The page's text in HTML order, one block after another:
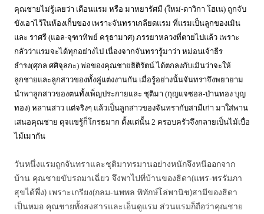
คุณชายไม่รู้เลยว่า เดือนแรม หรือ มาหยารัศมี (ใหม่-ดาวิกา โฮเน) ถูกจับ
ขังเอาไว้ในห้องเก็บของ เพราะจันทราเกลียดแรม ที่แรมเป็นลูกของเมิน
และ ราศรี (แอล-จุฑาทิพย์ ครุธามาศ) ภรรยาหลวงที่ตายไปแล้ว เพราะ
กลัวว่าแรมจะได้ทุกอย่างไป เนื่องจากจันทรารู้มาว่า หม่อนเจ้าธีร
ธำรง(ศุกล ศศิจุลกะ) พ่อของคุณชายธิติรัตน์ ได้ตกลงกับเมินว่าจะให้
ลูกชายและลูกสาวของทั้งคู่แต่งงานกัน เมื่อรู้อย่างนั้นจันทราจึงพยายาม
นำพาลูกสาวของตนทั้งเพ็ญประกายและ ชุติมา (กุญแจซอล-ป่านทอง บุญ
ทอง) หลานสาว แต่จริงๆ แล้วเป็นลูกสาวของจันทรากับสามีเก่า มาใส่พาน
เสนอคุณชาย ดุจแขรู้ก็โกรธมาก ตั้งแต่นั้น 2 ครอบครัวจึงกลายเป็นไม้เบื่อ
ไม้เมากัน
วันหนึ่งแรมถูกจันทราและชุติมาทรมานอย่างหนักจึงหนีออกจาก
บ้าน คุณชายขับรถมาเฉี่ยว จึงพาไปที่บ้านของธิดา(แพร-พรรัมภา
สุขได้พึ่ง) เพราะเกรียง(กลม-นพพล พิทักษ์โล่พานิช)สามีของธิดา
เป็นหมอ คุณชายทั้งสงสารและเอ็นดูแรม ส่วนแรมก็ถือว่าคุณชาย